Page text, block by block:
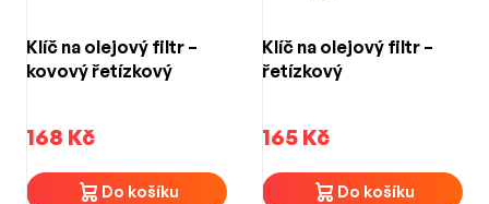
Klíč na olejový filtr –
kovový řetízkový
168 Kč
Do košíku
Klíč na olejový filtr –
řetízkový
165 Kč
Do košíku